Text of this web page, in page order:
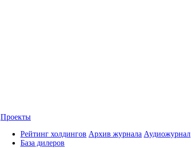
Проекты
Рейтинг холдингов
База дилеров
Архив журнала Аудиожурнал